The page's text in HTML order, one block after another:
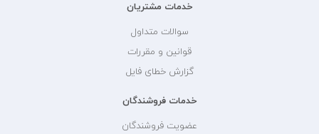
خدمات مشتریان
سوالات متداول
قوانین و مقررات
گزارش خطای فایل
خدمات فروشندگان
عضویت فروشندگان